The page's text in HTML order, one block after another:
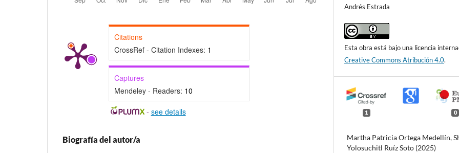
Citations
CrossRef - Citation Indexes: 1
Captures
Mendeley - Readers: 10
- see details
Biografía del autor/a
Andrés Estrada
Esta obra está bajo una licencia
Creative Commons Atribución 4.0.
1 0
Martha Patricia Ortega Medellín,
Yolosuchitl Ruíz Soto (2025)